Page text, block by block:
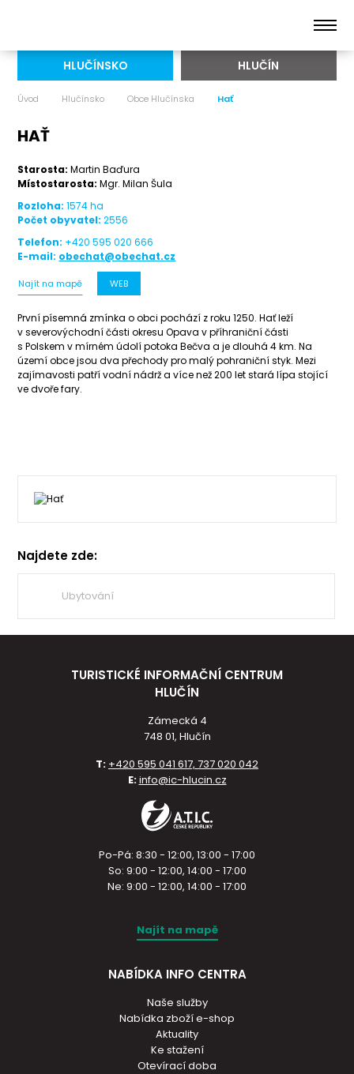
HLUČÍNSKO HLUČÍN
Úvod Hlučínsko Obce Hlučínska Hať
HAŤ
Starosta:Martin Baďura
Místostarosta:Mgr. Milan Šula
Rozloha:1574 ha
Počet obyvatel:2556
Telefon: +420 595 020 666
E-mail: obechat@obechat.cz
Najít na mapě WEB
První písemná zmínka o obci pochází z roku 1250. Hať leží
v severovýchodní části okresu Opava v příhraniční části
s Polskem v mírném údolí potoka Bečva a je dlouhá 4 km. Na
území obce jsou dva přechody pro malý pohraniční styk. Mezi
zajímavosti patří vodní nádrž a více než 200 let stará lípa stojící
ve dvoře fary.
Najdete zde:
Ubytování
TURISTICKÉ INFORMAČNÍ CENTRUM
HLUČÍN
Zámecká 4
748 01, Hlučín
T: +420 595 041 617, 737 020 042
E:info@ic-hlucin.cz
Po-Pá: 8:30 - 12:00, 13:00 - 17:00
So: 9:00 - 12:00, 14:00 - 17:00
Ne: 9:00 - 12:00, 14:00 - 17:00
Najít na mapě
NABÍDKA INFO CENTRA
Naše služby
Nabídka zboží e-shop
Aktuality
Ke stažení
Otevírací doba